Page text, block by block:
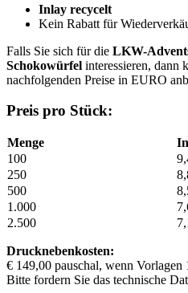
Inlay recycelt
Kein Rabatt für
Falls Sie sich für die LKW-
Schokowürfel interessieren, dann
nachfolgenden Preise in EURO
Preis pro Stück:
Menge
100
250
500
1.000
2.500
Drucknebenkosten:
€ 149,00 pauschal, wenn Vorlagen
Bitte fordern Sie das technische